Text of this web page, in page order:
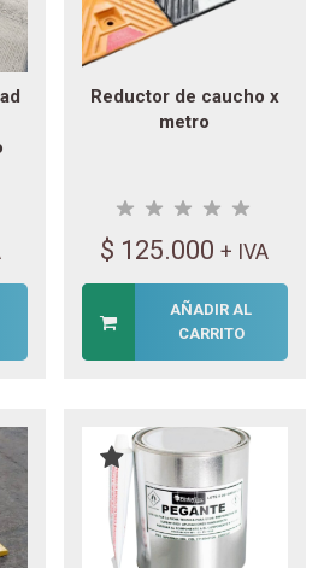
Reductor de caucho x
metro
$ 125.000 + IVA
AÑADIR AL
CARRITO